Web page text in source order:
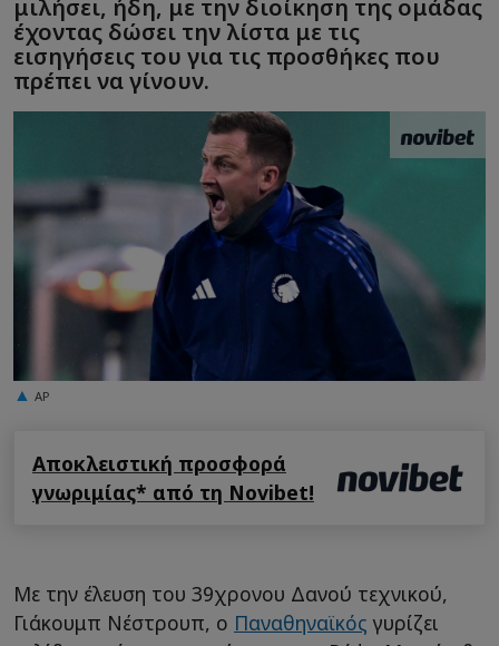
μιλήσει, ήδη, με την διοίκηση της ομάδας
έχοντας δώσει την λίστα με τις
εισηγήσεις του για τις προσθήκες που
πρέπει να γίνουν.
AP
Αποκλειστική προσφορά
γνωριμίας* από τη Novibet!
Με την έλευση του 39χρονου Δανού τεχνικού,
Γιάκουμπ Νέστρουπ, ο Παναθηναϊκός γυρίζει